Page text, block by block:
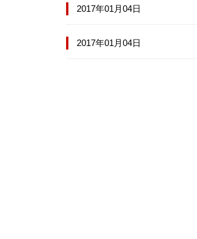
2017年01月04日
2017年01月04日